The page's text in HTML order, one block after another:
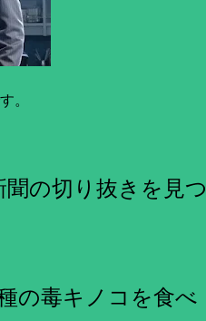
。
の切り抜きを見つ
の毒キノコを食べ